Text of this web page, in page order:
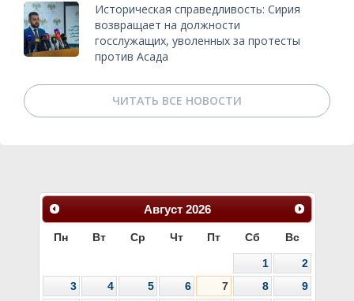
Историческая справедливость: Сирия
возвращает на должности
госслужащих, уволенных за протесты
против Асада
ЧИТАТЬ ВСЕ НОВОСТИ
Август 2026
Пн Вт Ср Чт Пт Сб Вс
1
2
3
4 5 6 7 8
9